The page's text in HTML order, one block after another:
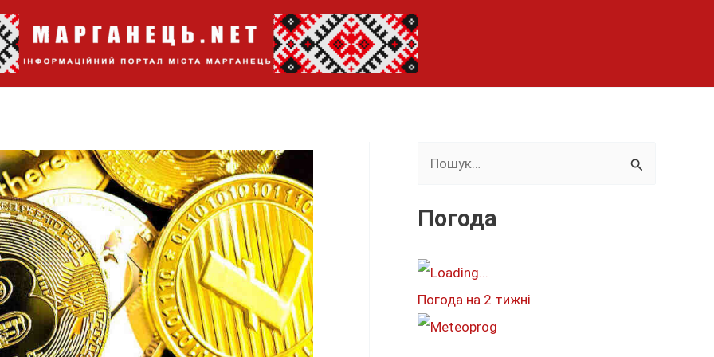
к
т
:
Погода
Погода на 2 тижні